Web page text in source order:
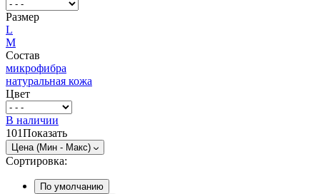
Размер
L
M
Состав
микрофибра
натуральная кожа
Цвет
В наличии
101Показать
Цена (Мин - Макс)
Сортировка:
По умолчанию